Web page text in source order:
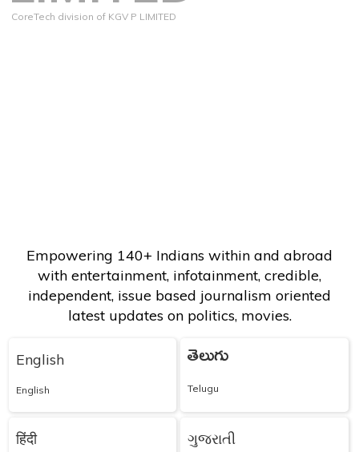
CoreTech division of KGV P LIMITED
Empowering 140+ Indians within and abroad
with entertainment, infotainment, credible,
independent, issue based journalism oriented
latest updates on politics, movies.
English
English
తెలుగు
Telugu
हिंदी ગુજરાતી